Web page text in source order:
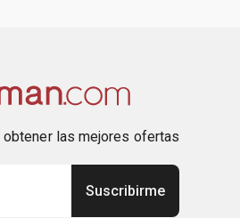
obtener las mejores ofertas
Suscribirme